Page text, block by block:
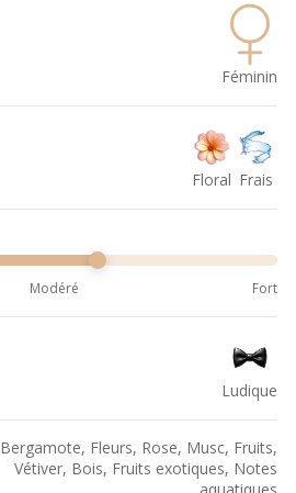
Féminin
Floral Frais
Modéré Fort
Ludique
Bergamote, Fleurs, Rose, Musc, Fruits,
Vétiver, Bois, Fruits exotiques, Notes